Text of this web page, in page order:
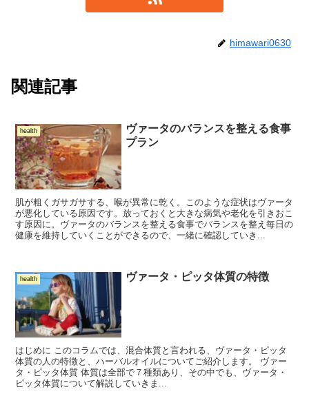
himawari0630
関連記事
health
ヴァータのバランスを整える食事
プラン
肌が粗くガサガサする、喉が異常に乾く。このような症状はヴァータ
が悪化している原因です。放っておくと大きな病気や老化を引きおこ
す原因に。ヴァータのバランスを整える食事でバランスを整え毎日の
健康を維持していくことができるので、一緒に確認していき...
health ヴァータ・ピッタ体質の特徴
はじめに このコラムでは、混合体質と言われる、ヴァータ・ピッタ
体質の人の特徴と、ハーバルオイルについてご紹介します。 ヴァー
タ・ピッタ体質 体質は全部で７種類あり、その中でも、ヴァータ・
ピッタ体質について解説していきま...